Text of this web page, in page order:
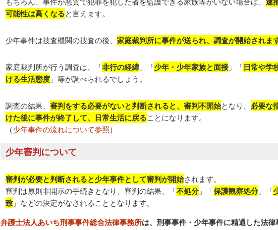
可能性は高くなると言えます。
少年事件は捜査機関の捜査の後、 家庭裁判所に事件が送られ、調査が開始されま
家庭裁判所が行う調査は、「非行の経緯」「少年・少年家族と面接 」「日常や学
ける生活態度 」等が調べられるでしょう。
調査の結果、 審判をする必要がないと判断されると、審判不開始となり、 必要な
けた後に事件が終了して、日常生活に戻ることになります。
（少年事件の流れについて参照）
少年審判について
審判が必要と判断されると少年事件として審判が開始されます。
審判は原則非開示の手続きとなり、審判の結果、「不処分」「保護観察処分」「
致 」などの決定がなされることとなります。
弁護士法人あいち刑事事件総合法律事務所は、刑事事件・少年事件に精通した法